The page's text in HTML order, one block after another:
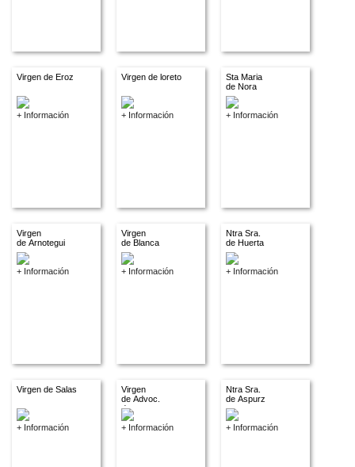
Virgen de Eroz
+ Información
Virgen de loreto
+ Información
Sta Maria
de Nora
+ Información
Virgen
de Arnotegui
+ Información
Virgen
de Blanca
+ Información
Ntra Sra.
de Huerta
+ Información
Virgen de Salas
+ Información
Virgen
de Advoc.
descon.
+ Información
Ntra Sra.
de Aspurz
+ Información